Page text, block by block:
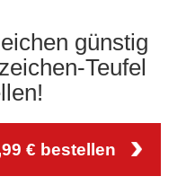
günstig
Teufel
€ bestellen